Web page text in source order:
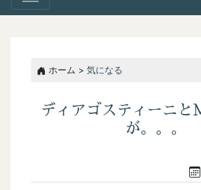
ホーム > 気になる
ディアゴスティーニ
が。。。